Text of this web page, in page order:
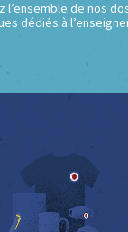
l’ensemble de nos
dédiés à